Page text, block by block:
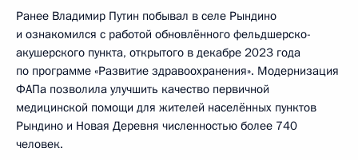
Ранее Владимир Путин побывал в селе Рындино
и ознакомился с работой обновлённого фельдшерско-
акушерского пункта, открытого в декабре 2023 года
по программе «Развитие здравоохранения». Модернизация
ФАПа позволила улучшить качество первичной
медицинской помощи для жителей населённых пунктов
Рындино и Новая Деревня численностью более 740
человек.